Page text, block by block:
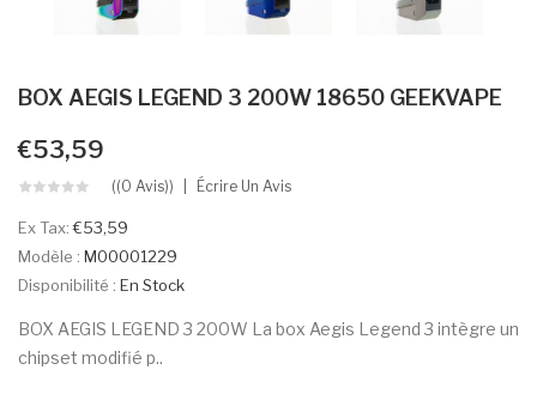
BOX AEGIS LEGEND 3 200W 18650 GEEKVAPE
€53,59
((0 Avis)) Écrire Un Avis
Ex Tax:€53,59
Modèle : M00001229
Disponibilité : En Stock
BOX AEGIS LEGEND 3 200W La box Aegis Legend 3 intègre un
chipset modifié p..